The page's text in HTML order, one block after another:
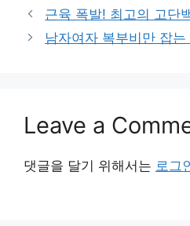
근육 폭발! 최고의 고단
남자여자 복부비만 잡
Leave a
댓글을 달기 위해서는 로그